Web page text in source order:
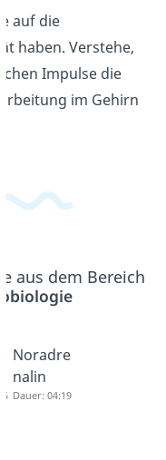
auf die
haben. Verstehe,
Impulse die
im Gehirn
aus dem Bereich
Noradre
nalin
Dauer: 04:19